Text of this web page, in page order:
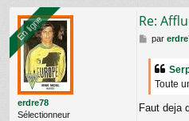
n
t
E
erdre78
Sélectionneur
Re:
M
e
par
Toute
Faut deja
En ligne
En ligne